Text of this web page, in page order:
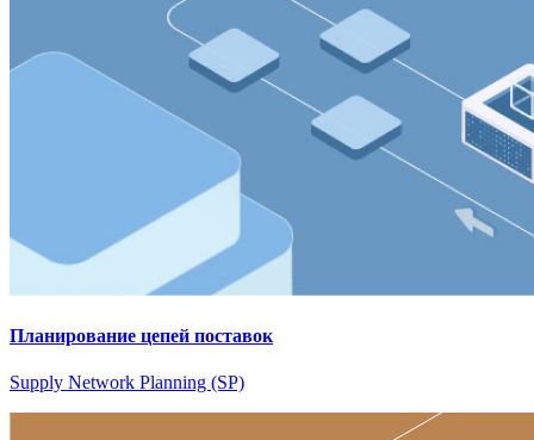
Планирование цепей поставок
Supply Network Planning (SP)